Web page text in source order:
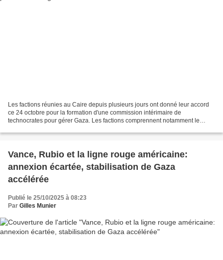
Les factions réunies au Caire depuis plusieurs jours ont donné leur accord
ce 24 octobre pour la formation d'une commission intérimaire de
technocrates pour gérer Gaza. Les factions comprennent notamment le
Vance, Rubio et la ligne rouge américaine:
annexion écartée, stabilisation de Gaza
accélérée
Publié le 25/10/2025 à 08:23
Par Gilles Munier